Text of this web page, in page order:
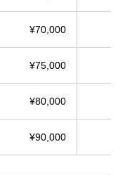
¥70,000
¥75,000
¥80,000
¥90,000